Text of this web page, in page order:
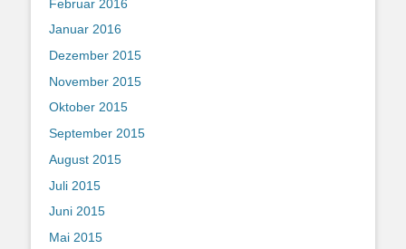
Februar 2016
Januar 2016
Dezember 2015
November 2015
Oktober 2015
September 2015
August 2015
Juli 2015
Juni 2015
Mai 2015